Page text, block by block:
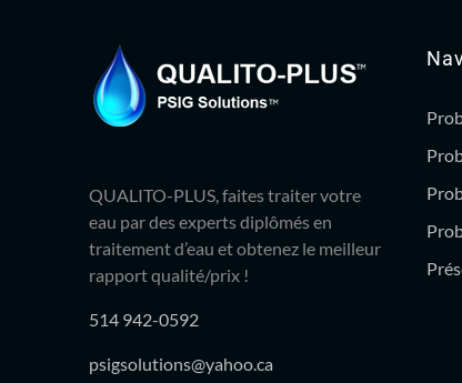
QUALITO-PLUS, faites traiter votre
eau par des experts diplômés en
traitement d’eau et obtenez le meilleur
rapport qualité/prix !
514 942-0592
psigsolutions@yahoo.ca